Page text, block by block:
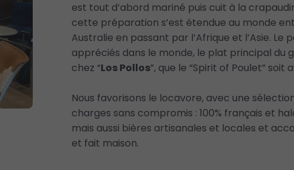
est tout d’abord mariné puis cuit à la
cette préparation s’est étendue au monde
Australie en passant par l’Afrique et l’Asie. Le
appréciés dans le monde, le plat principal du
chez “Los Pollos”, que le “Spirit of Poulet” soit
Nous favorisons le locavore, avec une
charges sans compromis : 100% français et
mais aussi bières artisanales et locales et
et fait maison.